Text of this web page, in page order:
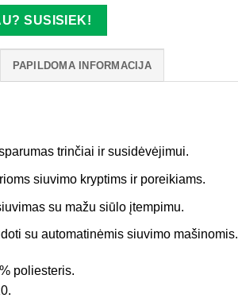
SUSISIEK!
PAPILDOMA INFORMACIJA
trinčiai ir susidėvėjimui.
siuvimo kryptims ir poreikiams.
su mažu siūlo įtempimu.
su automatinėmis siuvimo mašinomis.
poliesteris.